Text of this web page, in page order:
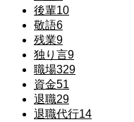
後輩10
敬語6
残業9
独り言9
職場329
資金51
退職29
退職代行14